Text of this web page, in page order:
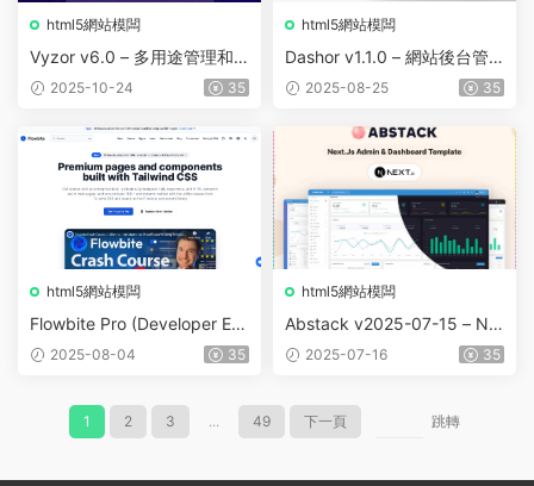
html5網站模闆
Vyzor v6.0 – 多用途管理和
儀表闆模闆
2025-10-24 35
html5網站模闆
Dashor v1.1.0 – 網站後台管
理模闆
2025-08-25 35
html5網站模闆
Flowbite Pro (Developer Edi
tion) v1.3.0 – Admin Dashbo
2025-08-04 35
html5網站模闆
Abstack v2025-07-15 – Ne
xt Js Admin & Dashboard T
2025-07-16 35
1 2 3 ... 49 下一頁 跳轉